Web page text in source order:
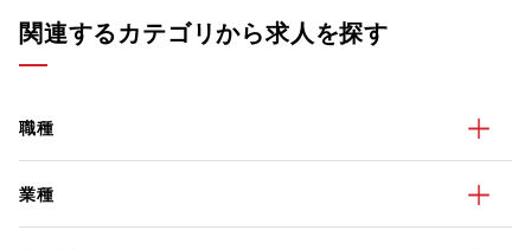
関連するカテゴリから求人を探す
職種
業種